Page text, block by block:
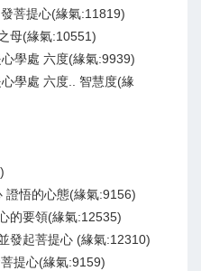
菩提心(緣氣:11819)
母(緣氣:10551)
學處 六度(緣氣:9939)
學處 六度.. 智慧度(緣
證悟的心態(緣氣:9156)
的要領(緣氣:12535)
發起菩提心 (緣氣:12310)
提心(緣氣:9159)